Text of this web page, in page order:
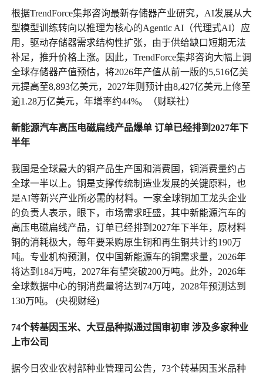
根据TrendForce集邦咨询最新存储器产业研究，AI发展从大
型模型训练转向以推理为核心的Agentic AI（代理式AI）应
用，驱动存储器需求结构性扩张，由于供给缺口短期无法
补足，推升价格上涨。因此，TrendForce集邦咨询大幅上调
全球存储器产值预估，将2026年产值从前一版的5,516亿美
元提高至8,893亿美元，2027年则预计由8,427亿美元上修至
逾1.28万亿美元，年增率约44%。（财联社）
新能源汽车高压电磁扁线产品爆单 订单已经排到2027年下
半年
我国是全球最大的铜产品生产国和消费国，铜消费量约占
全球一半以上。铜是支撑传统制造业发展的关键原料，也
是AI等新兴产业所必需的材料。一家全球铜加工龙头企业
的负责人表示，眼下，市场需求旺盛，其中新能源汽车的
高压电磁扁线产品，订单已经排到2027年下半年，原材料
铜的消耗极大，每年要采购原生铜和再生铜共计约190万
吨。专业机构预测，仅中国新能源车的铜需求量，2026年
将达到184万吨，2027年有望突破200万吨。此外，2026年
全球数据中心的铜消费量将达到74万吨，2028年预测达到
130万吨。 (央视财经)
74个转基因玉米、大豆品种拟通过国审初审 涉及多家种业
上市公司
据今日农业农村部种业管理司公告，73个转基因玉米品种